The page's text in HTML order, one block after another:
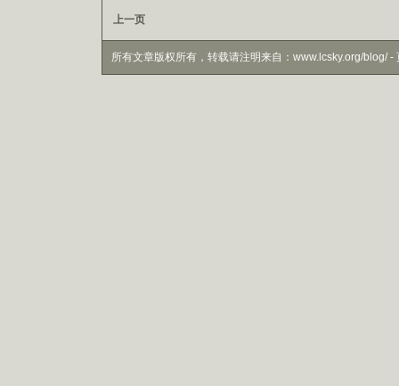
上一页
所有文章版权所有，转载请注明来自：www.lcsky.org/blog/